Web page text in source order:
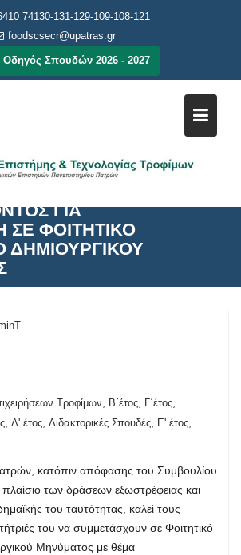
74130-131-129-109-108-121
foodscsecr@upatras.gr
Οδηγός Σπουδών 2026 - 2027
ΕΚΔΗΛΩΣΗΣ
ΓΙΑ
ΦΟΙΤΗΤΙΚΟ
ΔΗΜΙΟΥΡΓΙΚΟΥ
Τροφίμων, Β΄έτος, Γ΄έτος,
, Δ' έτος, Διδακτορικές Σπουδές, Ε' έτος,
κατόπιν απόφασης του Συμβουλίου
των δράσεων εξωστρέφειας και
του ταυτότητας, καλεί τους
του να συμμετάσχουν σε Φοιτητικό
Μηνύματος με θέμα